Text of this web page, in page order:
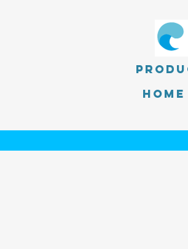
Home